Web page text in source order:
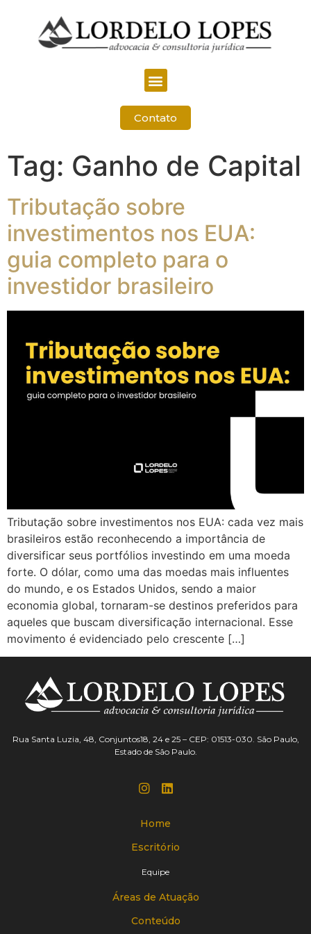
Contato
Tag: Ganho de Capital
Tributação sobre
investimentos nos EUA:
guia completo para o
investidor brasileiro
Tributação sobre investimentos nos EUA: cada vez mais
brasileiros estão reconhecendo a importância de
diversificar seus portfólios investindo em uma moeda
forte. O dólar, como uma das moedas mais influentes
do mundo, e os Estados Unidos, sendo a maior
economia global, tornaram-se destinos preferidos para
aqueles que buscam diversificação internacional. Esse
movimento é evidenciado pelo crescente […]
Rua Santa Luzia, 48, Conjuntos18, 24 e 25 – CEP: 01513-030. São Paulo,
Estado de São Paulo.
Home
Escritório
Equipe
Áreas de Atuação
Conteúdo